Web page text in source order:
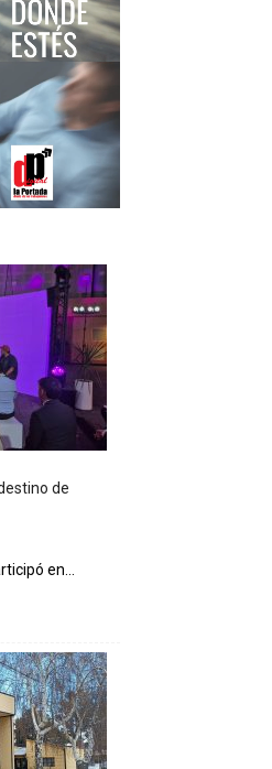
de
en...